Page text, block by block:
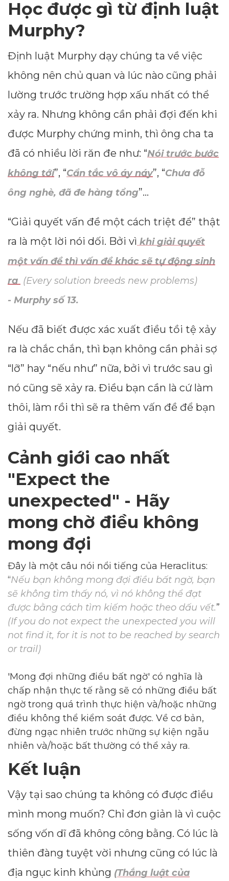
Học được gì từ định luật
Murphy?
Định luật Murphy dạy chúng ta về việc
không nên chủ quan và lúc nào cũng phải
lường trước trường hợp xấu nhất có thể
xảy ra. Nhưng không cần phải đợi đến khi
được Murphy chứng minh, thì ông cha ta
đã có nhiều lời răn đe như: “Nói trước bước
không tới”, “Cẩn tắc vô áy náy”, “Chưa đỗ
ông nghè, đã đe hàng tổng”...
“Giải quyết vấn đề một cách triệt để” thật
ra là một lời nói dối. Bởi vì khi giải quyết
một vấn đề thì vấn đề khác sẽ tự động sinh
ra (Every solution breeds new problems)
- Murphy số 13.
Nếu đã biết được xác xuất điều tồi tệ xảy
ra là chắc chắn, thì bạn không cần phải sợ
“lỡ” hay “nếu như” nữa, bởi vì trước sau gì
nó cũng sẽ xảy ra. Điều bạn cần là cứ làm
thôi, làm rồi thì sẽ ra thêm vấn đề để bạn
giải quyết.
Cảnh giới cao nhất
"Expect the
unexpected" - Hãy
mong chờ điều không
mong đợi
Đây là một câu nói nổi tiếng của Heraclitus:
“Nếu bạn không mong đợi điều bất ngờ, bạn
sẽ không tìm thấy nó, vì nó không thể đạt
được bằng cách tìm kiếm hoặc theo dấu vết.”
(If you do not expect the unexpected you will
not find it, for it is not to be reached by search
or trail)
​'Mong đợi những điều bất ngờ' có nghĩa là
chấp nhận thực tế rằng sẽ có những điều bất
ngờ trong quá trình thực hiện và/hoặc những
điều không thể kiểm soát được. Về cơ bản,
đừng ngạc nhiên trước những sự kiện ngẫu
nhiên và/hoặc bất thường có thể xảy ra.
Kết luận
Vậy tại sao chúng ta không có được điều
mình mong muốn? Chỉ đơn giản là vì cuộc
sống vốn dĩ đã không công bằng. Có lúc là
thiên đàng tuyệt vời nhưng cũng có lúc là
địa ngục kinh khủng (Thắng luật của